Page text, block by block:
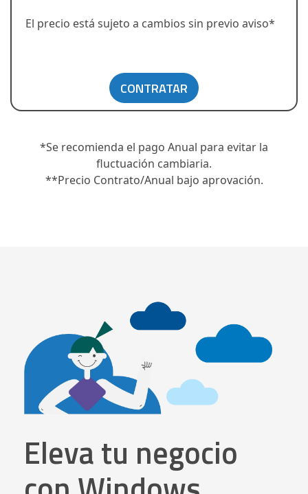
El precio está sujeto a cambios sin previo aviso*
CONTRATAR
*Se recomienda el pago Anual para evitar la
fluctuación cambiaria.
**Precio Contrato/Anual bajo aprovación.
Eleva tu negocio